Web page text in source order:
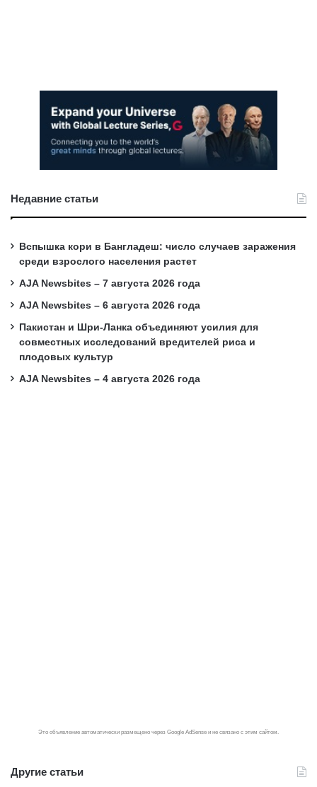
Недавние статьи
Вспышка кори в Бангладеш: число случаев заражения
среди взрослого населения растет
AJA Newsbites – 7 августа 2026 года
AJA Newsbites – 6 августа 2026 года
Пакистан и Шри-Ланка объединяют усилия для
совместных исследований вредителей риса и
плодовых культур
AJA Newsbites – 4 августа 2026 года
Это объявление автоматически размещено через Google AdSense и не связано с этим сайтом.
Другие статьи